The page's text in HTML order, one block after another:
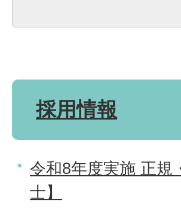
採用情報
令和8年度実施 正規
士】